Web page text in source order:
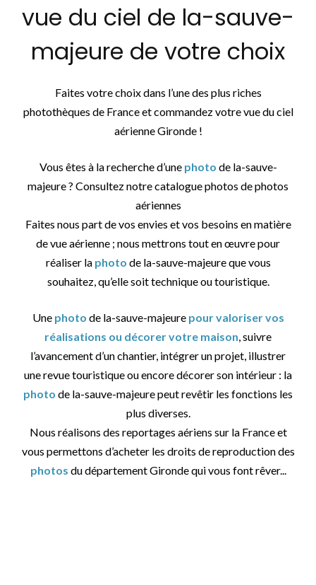
vue du ciel de la-sauve-
majeure de votre choix
Faites votre choix dans l’une des plus riches
photothèques de France et commandez votre vue du ciel
aérienne Gironde !
Vous êtes à la recherche d’une photo de la-sauve-
majeure ? Consultez notre catalogue photos de photos
aériennes
Faites nous part de vos envies et vos besoins en matière
de vue aérienne ; nous mettrons tout en œuvre pour
réaliser la photo de la-sauve-majeure que vous
souhaitez, qu’elle soit technique ou touristique.
Une photo de la-sauve-majeure pour valoriser vos
réalisations ou décorer votre maison, suivre
l’avancement d’un chantier, intégrer un projet, illustrer
une revue touristique ou encore décorer son intérieur : la
photo de la-sauve-majeure peut revêtir les fonctions les
plus diverses.
Nous réalisons des reportages aériens sur la France et
vous permettons d’acheter les droits de reproduction des
photos du département Gironde qui vous font rêver...